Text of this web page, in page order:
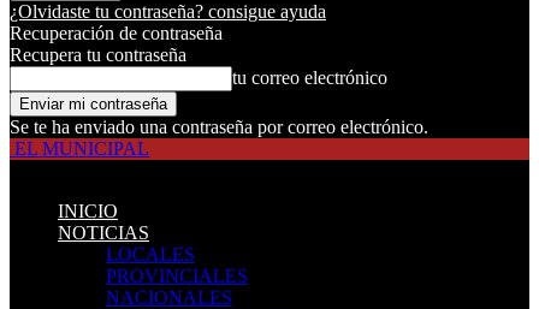
¿Olvidaste tu contraseña? consigue ayuda
Recuperación de contraseña
Recupera tu contraseña
tu correo electrónico
Se te ha enviado una contraseña por correo electrónico.
EL MUNICIPAL
INICIO
NOTICIAS
LOCALES
PROVINCIALES
NACIONALES